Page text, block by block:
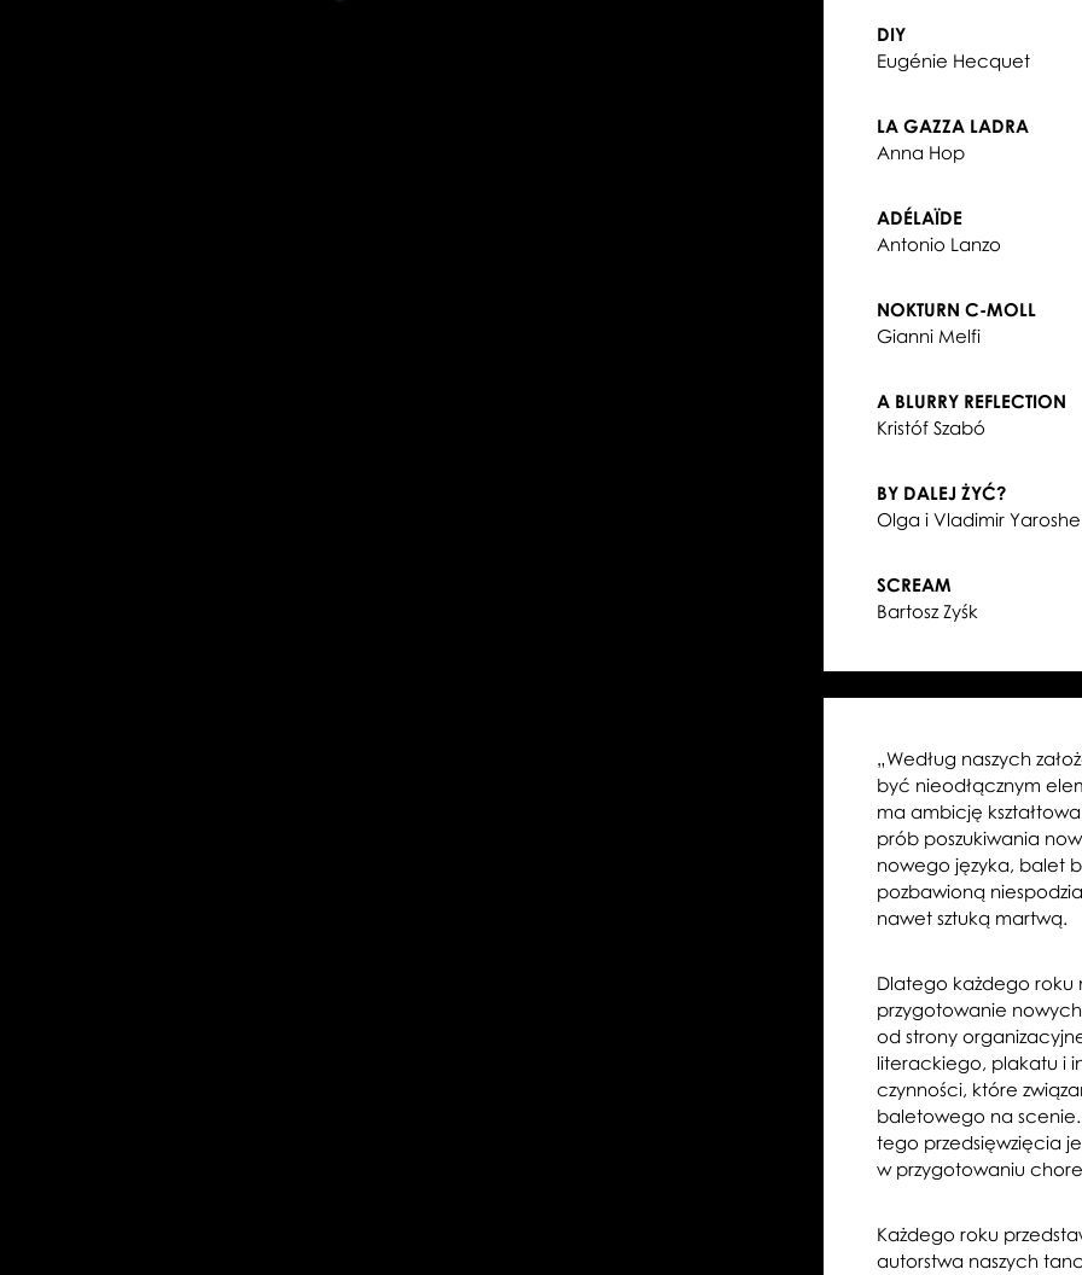
DIY
Eugénie Hecquet
LA GAZZA LADRA
Anna Hop
ADÉLAÏDE
Antonio Lanzo
NOKTURN C-MOLL
Gianni Melfi
A BLURRY REFLECTION
Kristóf Szabó
BY DALEJ ŻYĆ?
Olga i Vladimir
SCREAM
Bartosz Zyśk
„Według naszych
być nieodłącznym
ma ambicję
prób poszukiwania
nowego języka, balet
pozbawioną
nawet sztuką martwą.
Dlatego każdego roku
przygotowanie
od strony
literackiego, plakatu i
czynności, które
baletowego na
tego przedsięwzięcia
w przygotowaniu
Każdego roku
autorstwa naszych